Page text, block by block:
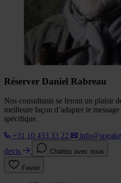
Réserver Daniel Rabreau
Nos consultants se feront un plaisir
meilleure façon d’adapter le
spécifique.
+31 10 433 33 22
devis
Chattez avec nous
Favori